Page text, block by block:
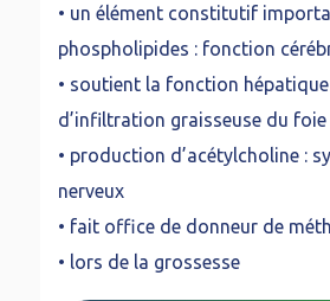
• un élément constitutif
phospholipides : fonction
• soutient la fonction hépatique
d’infiltration graisseuse du foie
• production d’acétylcholine :
nerveux
• fait office de donneur de
• lors de la grossesse